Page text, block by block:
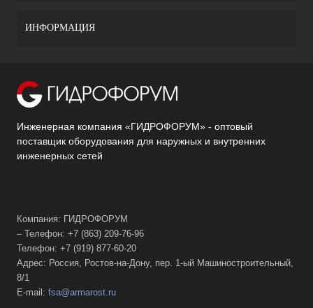
ИНФОРМАЦИЯ
Инженерная компания «ГИДРОФОРУМ» - оптовый
поставщик оборудования для наружных и внутренних
инженерных сетей
Компания: ГИДРОФОРУМ
– Телефон: +7 (863) 209-76-96
Телефон: +7 (919) 877-60-20
Адрес: Россия, Ростов-на-Дону, пер. 1-ый Машиностроительный,
8/1
E-mail: fsa@armarost.ru